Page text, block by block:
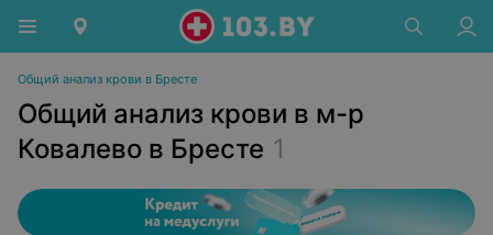
Общий анализ крови в Бресте
Общий анализ крови в м-р
Ковалево в Бресте 1